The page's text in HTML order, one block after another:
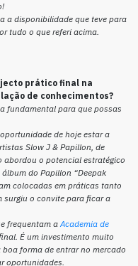
a disponibilidade que teve para
tudo o que referi acima.
prático final na
de conhecimentos?
fundamental para que possas
de hoje estar a
Slow J & Papillon, de
abordou o potencial estratégico
do Papillon “Deepak
colocadas em práticas tanto
surgiu o convite para ficar a
frequentam aAcademia de
É um investimento muito
forma de entrar no mercado
oportunidades.